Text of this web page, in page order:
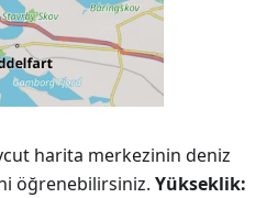
harita merkezinin deniz
öğrenebilirsiniz. Yükseklik: